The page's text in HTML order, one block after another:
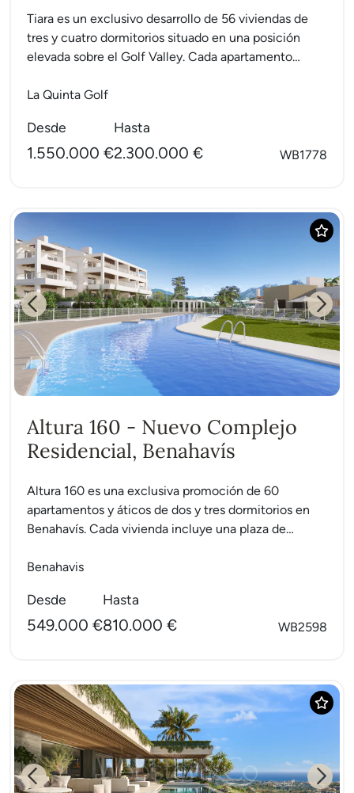
Tiara es un exclusivo desarrollo de 56 viviendas de
tres y cuatro dormitorios situado en una posición
elevada sobre el Golf Valley. Cada apartamento
La Quinta Golf
Desde
1.550.000 €
Hasta
2.300.000 € WB1778
Previous Next
Altura 160 - Nuevo Complejo
Residencial, Benahavís
Altura 160 es una exclusiva promoción de 60
apartamentos y áticos de dos y tres dormitorios en
Benahavís. Cada vivienda incluye una plaza de
Benahavis
Desde
549.000 €
Hasta
810.000 € WB2598
Previous Next